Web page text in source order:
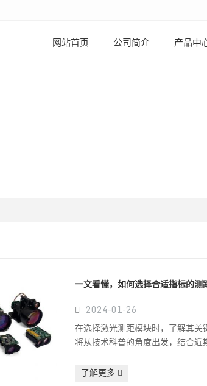
网站首页 公司简介 产品中
一文看懂，如何选择合适指标的测
2024-01-26
在选择激光测距模块时，了解其
将从技术科普的角度出发，结合近
了解更多